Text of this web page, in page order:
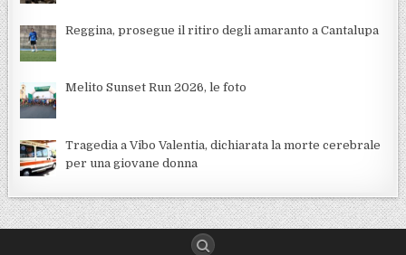
Reggina, prosegue il ritiro degli amaranto a Cantalupa
Melito Sunset Run 2026, le foto
Tragedia a Vibo Valentia, dichiarata la morte cerebrale
per una giovane donna